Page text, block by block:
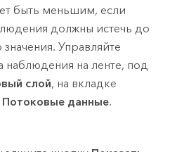
быть меньшим, если
должны истечь до
Управляйте
наблюдения на ленте, под
слой, на вкладке
Потоковые данные.